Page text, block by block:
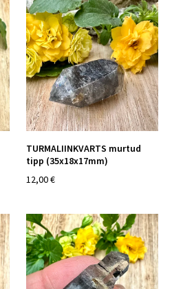
TURMALIINKVARTS murtud
tipp (35x18x17mm)
12,00 €